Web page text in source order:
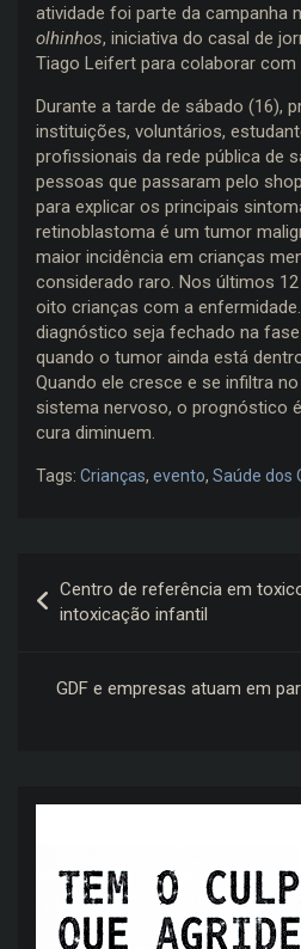
atividade foi parte da campanha
olhinhos, iniciativa do casal de
Tiago Leifert para colaborar
Durante a tarde de sábado (16),
instituições, voluntários,
profissionais da rede pública de
pessoas que passaram pelo
para explicar os principais
retinoblastoma é um tumor
maior incidência em crianças
considerado raro. Nos últimos
oito crianças com a
diagnóstico seja fechado na
quando o tumor ainda está
Quando ele cresce e se infiltra
sistema nervoso, o prognóstico
cura diminuem.
Tags: Crianças, evento, Saúde dos
de
Centro de referência em
intoxicação infantil
GDF e empresas atuam em